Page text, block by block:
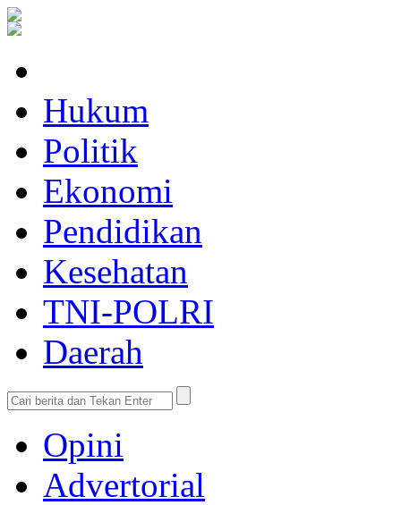
Hukum
Politik
Ekonomi
Pendidikan
Kesehatan
TNI-POLRI
Daerah
Opini
Advertorial